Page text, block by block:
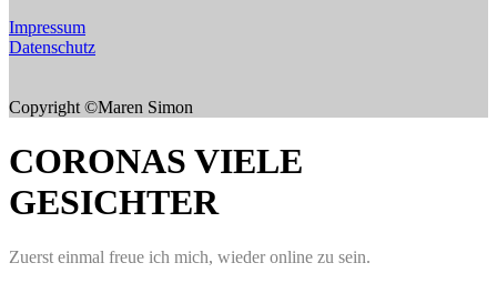
Impressum
Datenschutz
Copyright ©Maren Simon
CORONAS VIELE
GESICHTER
Zuerst einmal freue ich mich, wieder online zu sein.